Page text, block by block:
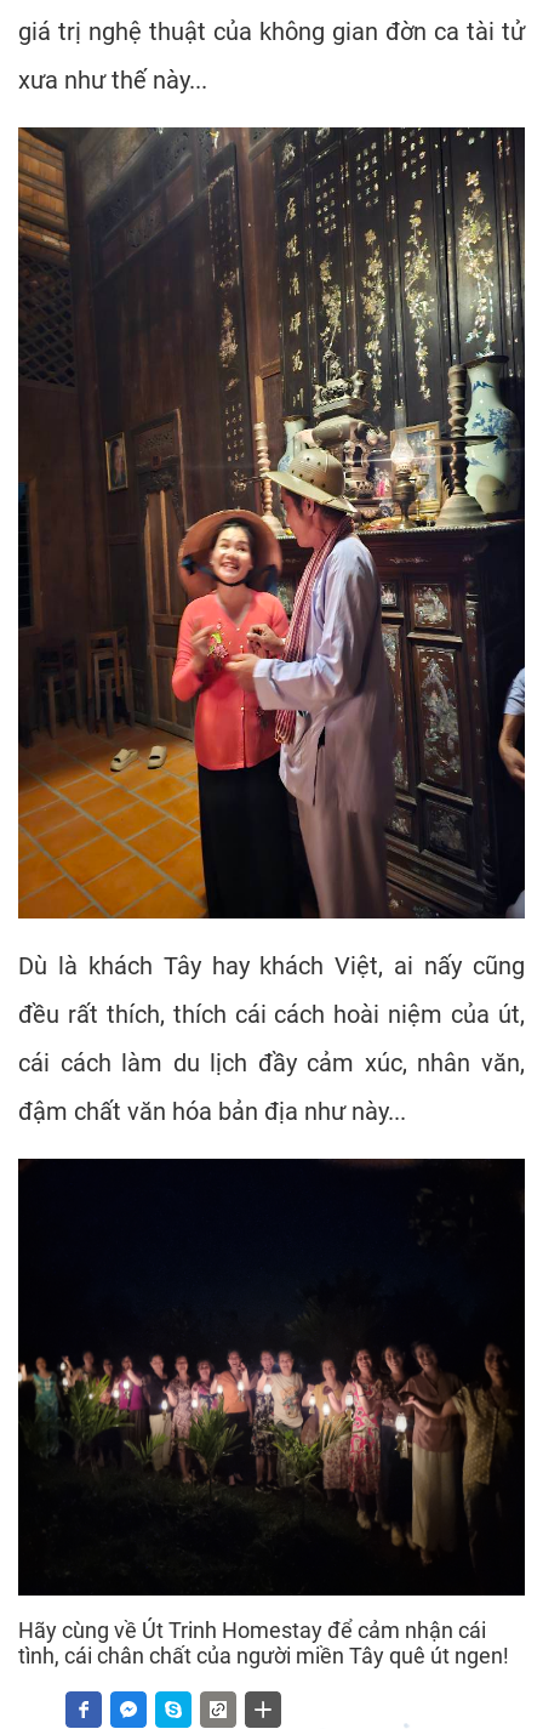
giá trị nghệ thuật của không gian đờn ca tài tử
xưa như thế này...
Dù là khách Tây hay khách Việt, ai nấy cũng
đều rất thích, thích cái cách hoài niệm của út,
cái cách làm du lịch đầy cảm xúc, nhân văn,
đậm chất văn hóa bản địa như này...
Hãy cùng về Út Trinh Homestay để cảm nhận cái
tình, cái chân chất của người miền Tây quê út ngen!